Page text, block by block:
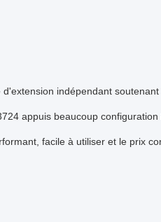
indépendant
appuis beaucoup
facile à utiliser et le prix